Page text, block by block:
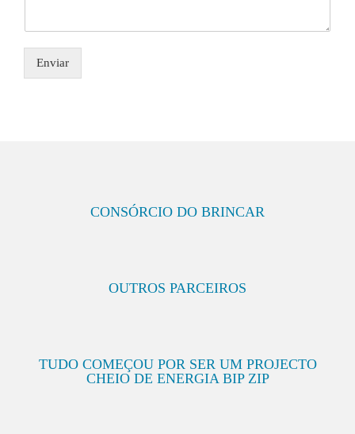
Enviar
CONSÓRCIO DO BRINCAR
OUTROS PARCEIROS
TUDO COMEÇOU POR SER UM PROJECTO
CHEIO DE ENERGIA BIP ZIP